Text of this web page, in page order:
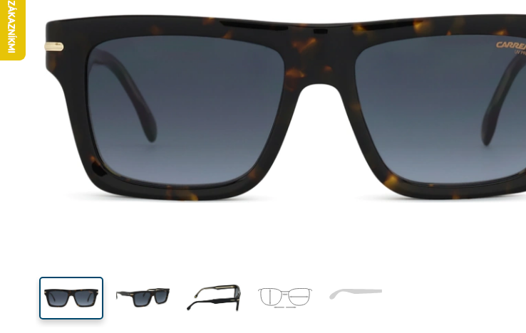
40 mm
Výška očnice Šírka očnice
Šírka
mostíka